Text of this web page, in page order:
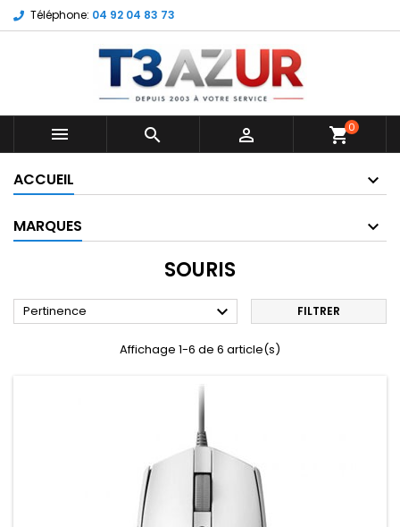
Téléphone: 04 92 04 83 73
   shopping_cart0
ACCUEIL
MARQUES
SOURIS
Pertinence  FILTRER
Affichage 1-6 de 6 article(s)